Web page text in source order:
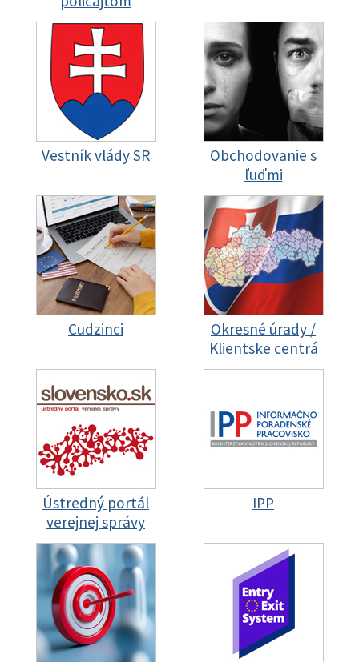
Vestník vlády SR
Obchodovanie s
ľuďmi
Cudzinci
Okresné úrady /
Klientske centrá
Ústredný portál
verejnej správy
IPP